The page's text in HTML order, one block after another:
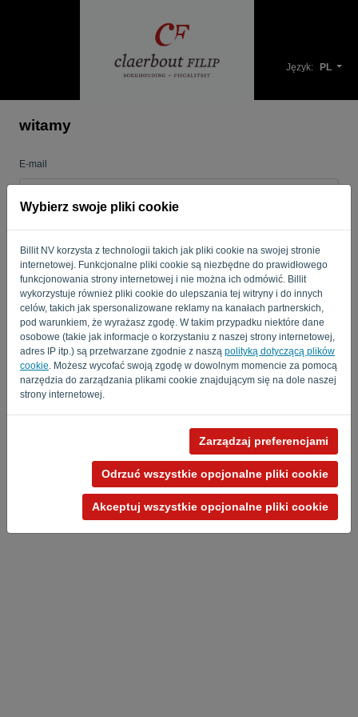
Wybierz swoje pliki cookie
Billit NV korzysta z technologii takich jak pliki cookie na swojej stronie
internetowej. Funkcjonalne pliki cookie są niezbędne do prawidłowego
funkcjonowania strony internetowej i nie można ich odmówić. Billit
wykorzystuje również pliki cookie do ulepszania tej witryny i do innych
celów, takich jak spersonalizowane reklamy na kanałach partnerskich,
pod warunkiem, że wyrażasz zgodę. W takim przypadku niektóre dane
osobowe (takie jak informacje o korzystaniu z naszej strony internetowej,
adres IP itp.) są przetwarzane zgodnie z naszą polityką dotyczącą plików
cookie . Możesz wycofać swoją zgodę w dowolnym momencie za pomocą
narzędzia do zarządzania plikami cookie znajdującym się na dole naszej
strony internetowej.
Zarządzaj preferencjami
Odrzuć wszystkie opcjonalne pliki cookie
Akceptuj wszystkie opcjonalne pliki cookie
Język: PL
witamy
E-mail
Przypomnij mi Zapomniałem hasła?
ZALOGUJ SIĘ